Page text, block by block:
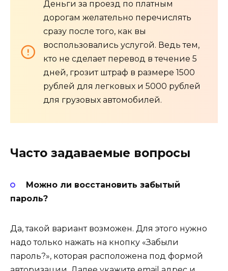
Деньги за проезд по платным
дорогам желательно перечислять
сразу после того, как вы
воспользовались услугой. Ведь тем,
кто не сделает перевод в течение 5
дней, грозит штраф в размере 1500
рублей для легковых и 5000 рублей
для грузовых автомобилей.
Часто задаваемые вопросы
Можно ли восстановить забытый
пароль?
Да, такой вариант возможен. Для этого нужно
надо только нажать на кнопку «Забыли
пароль?», которая расположена под формой